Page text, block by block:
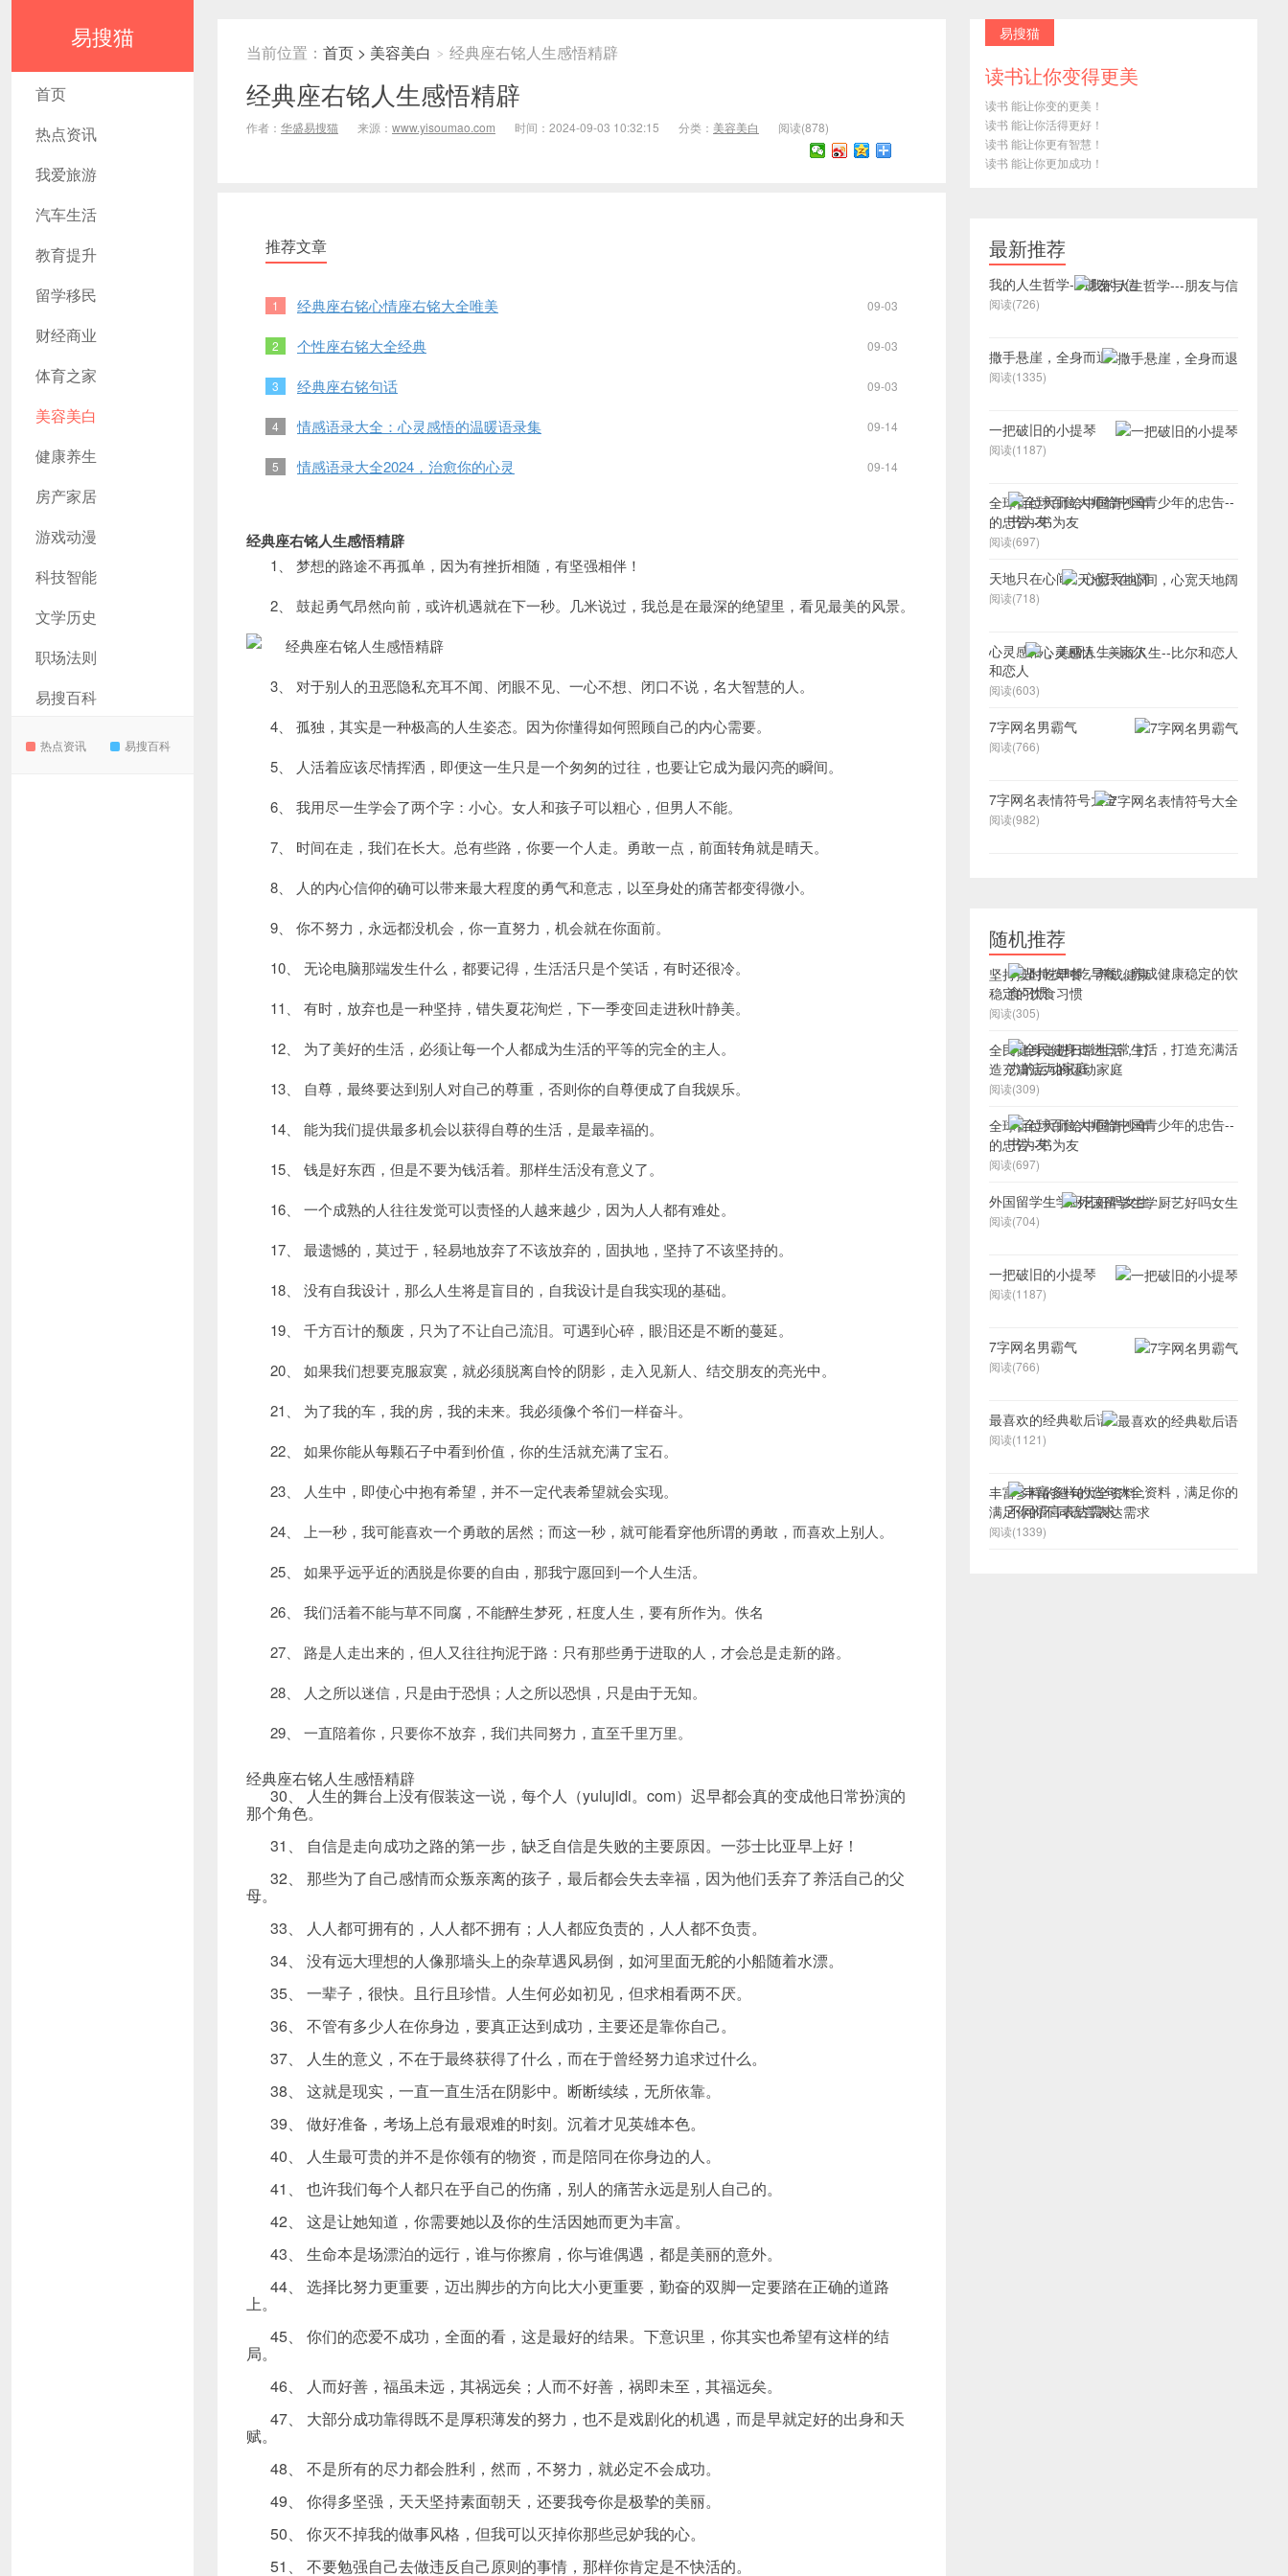
易搜猫
首页
热点资讯
我爱旅游
汽车生活
教育提升
留学移民
财经商业
体育之家
美容美白
健康养生
房产家居
游戏动漫
科技智能
文学历史
职场法则
易搜百科
热点资讯 易搜百科
当前位置： 首页 > 美容美白 > 经典座右铭人生感悟精辟
经典座右铭人生感悟精辟
作者： 华盛易搜猫 来源： www.yisoumao.com 时间：2024-09-03 10:32:15 分类： 美容美白 阅读(878)
推荐文章
09-03
1 经典座右铭心情座右铭大全唯美
09-03
2 个性座右铭大全经典
09-03
3 经典座右铭句话
09-14
4 情感语录大全：心灵感悟的温暖语录集
09-14
5 情感语录大全2024，治愈你的心灵
经典座右铭人生感悟精辟
1、 梦想的路途不再孤单，因为有挫折相随，有坚强相伴！
2、 鼓起勇气昂然向前，或许机遇就在下一秒。几米说过，我总是在最深的绝望里，看见最美的风景。
3、 对于别人的丑恶隐私充耳不闻、闭眼不见、一心不想、闭口不说，名大智慧的人。
4、 孤独，其实是一种极高的人生姿态。因为你懂得如何照顾自己的内心需要。
5、 人活着应该尽情挥洒，即便这一生只是一个匆匆的过往，也要让它成为最闪亮的瞬间。
6、 我用尽一生学会了两个字：小心。女人和孩子可以粗心，但男人不能。
7、 时间在走，我们在长大。总有些路，你要一个人走。勇敢一点，前面转角就是晴天。
8、 人的内心信仰的确可以带来最大程度的勇气和意志，以至身处的痛苦都变得微小。
9、 你不努力，永远都没机会，你一直努力，机会就在你面前。
10、 无论电脑那端发生什么，都要记得，生活活只是个笑话，有时还很冷。
11、 有时，放弃也是一种坚持，错失夏花洵烂，下一季变回走进秋叶静美。
12、 为了美好的生活，必须让每一个人都成为生活的平等的完全的主人。
13、 自尊，最终要达到别人对自己的尊重，否则你的自尊便成了自我娱乐。
14、 能为我们提供最多机会以获得自尊的生活，是最幸福的。
15、 钱是好东西，但是不要为钱活着。那样生活没有意义了。
16、 一个成熟的人往往发觉可以责怪的人越来越少，因为人人都有难处。
17、 最遗憾的，莫过于，轻易地放弃了不该放弃的，固执地，坚持了不该坚持的。
18、 没有自我设计，那么人生将是盲目的，自我设计是自我实现的基础。
19、 千方百计的颓废，只为了不让自己流泪。可遇到心碎，眼泪还是不断的蔓延。
20、 如果我们想要克服寂寞，就必须脱离自怜的阴影，走入见新人、结交朋友的亮光中。
21、 为了我的车，我的房，我的未来。我必须像个爷们一样奋斗。
22、 如果你能从每颗石子中看到价值，你的生活就充满了宝石。
23、 人生中，即使心中抱有希望，并不一定代表希望就会实现。
24、 上一秒，我可能喜欢一个勇敢的居然；而这一秒，就可能看穿他所谓的勇敢，而喜欢上别人。
25、 如果乎远乎近的洒脱是你要的自由，那我宁愿回到一个人生活。
26、 我们活着不能与草不同腐，不能醉生梦死，枉度人生，要有所作为。佚名
27、 路是人走出来的，但人又往往拘泥于路：只有那些勇于进取的人，才会总是走新的路。
28、 人之所以迷信，只是由于恐惧；人之所以恐惧，只是由于无知。
29、 一直陪着你，只要你不放弃，我们共同努力，直至千里万里。
经典座右铭人生感悟精辟
30、 人生的舞台上没有假装这一说，每个人（yulujidi。com）迟早都会真的变成他日常扮演的
那个角色。
31、 自信是走向成功之路的第一步，缺乏自信是失败的主要原因。一莎士比亚早上好！
32、 那些为了自己感情而众叛亲离的孩子，最后都会失去幸福，因为他们丢弃了养活自己的父
母。
33、 人人都可拥有的，人人都不拥有；人人都应负责的，人人都不负责。
34、 没有远大理想的人像那墙头上的杂草遇风易倒，如河里面无舵的小船随着水漂。
35、 一辈子，很快。且行且珍惜。人生何必如初见，但求相看两不厌。
36、 不管有多少人在你身边，要真正达到成功，主要还是靠你自己。
37、 人生的意义，不在于最终获得了什么，而在于曾经努力追求过什么。
38、 这就是现实，一直一直生活在阴影中。断断续续，无所依靠。
39、 做好准备，考场上总有最艰难的时刻。沉着才见英雄本色。
40、 人生最可贵的并不是你领有的物资，而是陪同在你身边的人。
41、 也许我们每个人都只在乎自己的伤痛，别人的痛苦永远是别人自己的。
42、 这是让她知道，你需要她以及你的生活因她而更为丰富。
43、 生命本是场漂泊的远行，谁与你擦肩，你与谁偶遇，都是美丽的意外。
44、 选择比努力更重要，迈出脚步的方向比大小更重要，勤奋的双脚一定要踏在正确的道路
上。
45、 你们的恋爱不成功，全面的看，这是最好的结果。下意识里，你其实也希望有这样的结
局。
46、 人而好善，福虽未远，其祸远矣；人而不好善，祸即未至，其福远矣。
47、 大部分成功靠得既不是厚积薄发的努力，也不是戏剧化的机遇，而是早就定好的出身和天
赋。
48、 不是所有的尽力都会胜利，然而，不努力，就必定不会成功。
49、 你得多坚强，天天坚持素面朝天，还要我夸你是极挚的美丽。
50、 你灭不掉我的做事风格，但我可以灭掉你那些忌妒我的心。
51、 不要勉强自己去做违反自己原则的事情，那样你肯定是不快活的。
易搜猫
读书让你变得更美
读书 能让你变的更美！
读书 能让你活得更好！
读书 能让你更有智慧！
读书 能让你更加成功！
最新推荐
我的人生哲学---朋友与信
阅读(726)
撒手悬崖，全身而退
阅读(1335)
一把破旧的小提琴
阅读(1187)
全球百位大师给中国青少年
的忠告--书为友
阅读(697)
天地只在心间，心宽天地阔
阅读(718)
心灵感悟，美丽人生--比尔
和恋人
阅读(603)
7字网名男霸气
阅读(766)
7字网名表情符号大全
阅读(982)
随机推荐
坚持按时吃早餐，养成健康
稳定的饮食习惯
阅读(305)
全民健身走进日常生活，打
造充满活力的运动家庭
阅读(309)
全球百位大师给中国青少年
的忠告--书为友
阅读(697)
外国留学生学厨艺好吗女生
阅读(704)
一把破旧的小提琴
阅读(1187)
7字网名男霸气
阅读(766)
最喜欢的经典歇后语
阅读(1121)
丰富多样的造句大全资料，
满足你的不同语言表达需求
阅读(1339)